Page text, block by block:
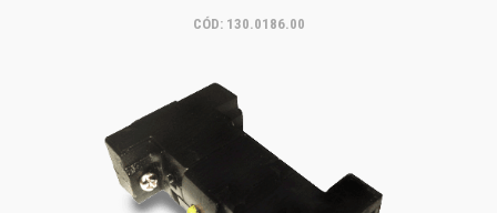
CÓD: 130.0186.00